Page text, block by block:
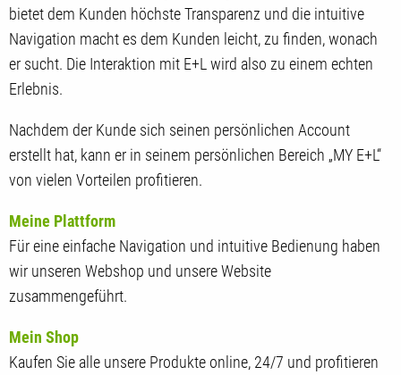
bietet dem Kunden höchste Transparenz und die intuitive
Navigation macht es dem Kunden leicht, zu finden, wonach
er sucht. Die Interaktion mit E+L wird also zu einem echten
Erlebnis.
Nachdem der Kunde sich seinen persönlichen Account
erstellt hat, kann er in seinem persönlichen Bereich „MY E+L“
von vielen Vorteilen profitieren.
Meine Plattform
Für eine einfache Navigation und intuitive Bedienung haben
wir unseren Webshop und unsere Website
zusammengeführt.
Mein Shop
Kaufen Sie alle unsere Produkte online, 24/7 und profitieren